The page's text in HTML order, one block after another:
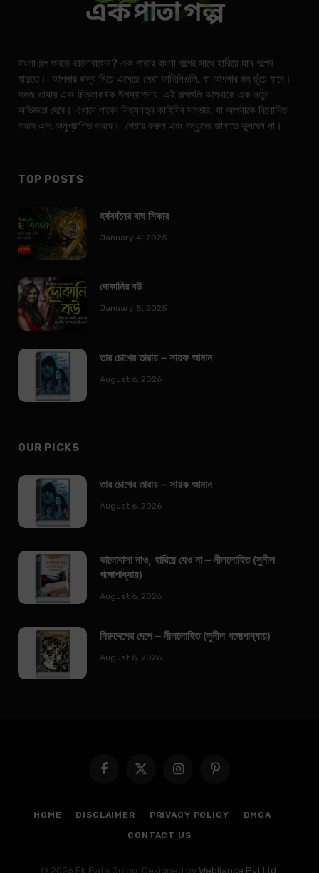
বাংলা গল্প শুনতে ভালোবাসেন? এক পাতার বাংলা গল্পের সাথে হারিয়ে যান গল্পের
যাদুতে। আপনার জন্য নিয়ে এসেছে সেরা কাহিনিগুলি, যা আপনার মন ছুঁয়ে যাবে।
সহজ ভাষায় এবং চিত্তাকর্ষক উপস্থাপনায়, এই গল্পগুলি আপনাকে এক নতুন
অভিজ্ঞতা দেবে। এখানে পাবেন নিত্যনতুন কাহিনির সম্ভার, যা আপনাকে বিনোদিত
করবে এবং অনুপ্রাণিত করবে। শেয়ার করুন এবং বন্ধুদের জানাতে ভুলবেন না।
TOP POSTS
হর্ষবর্ধনের বাঘ শিকার
January 4, 2025
দোকানির বউ
January 5, 2025
তার চোখের তারায় – সায়ক আমান
August 6, 2026
OUR PICKS
তার চোখের তারায় – সায়ক আমান
August 6, 2026
ভালোবাসা নাও, হারিয়ে যেও না – নীললোহিত (সুনীল
গঙ্গোপাধ্যায়)
August 6, 2026
নিরুদ্দেশের দেশে – নীললোহিত (সুনীল গঙ্গোপাধ্যায়)
August 6, 2026
Facebook
X
InstagramPinterest
HOME DISCLAIMER PRIVACY POLICY DMCA
CONTACT US
© 2026 Ek Pata Golpo. Designed by Webliance Pvt Ltd